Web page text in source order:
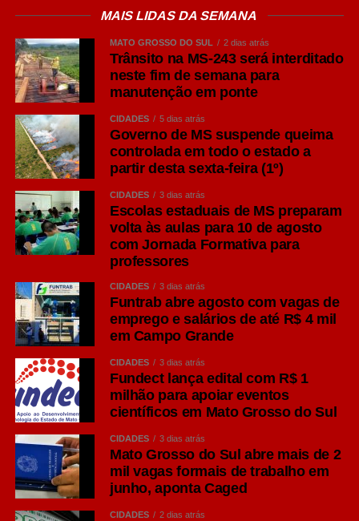
Geraldo Garcia —
Shopping Pátio
Central (Campo
Grande/MS)
COMENTE ABAIXO:
WhatsApp
Facebook
Messenger
LinkedIn
Share
MAIS LIDAS DA SEMANA
MATO GROSSO DO SUL 2 dias atrás
Trânsito na MS-243 será interditado
neste fim de semana para
manutenção em ponte
CIDADES 5 dias atrás
Governo de MS suspende queima
controlada em todo o estado a
partir desta sexta-feira (1º)
CIDADES 3 dias atrás
Escolas estaduais de MS preparam
volta às aulas para 10 de agosto
com Jornada Formativa para
professores
CIDADES 3 dias atrás
Funtrab abre agosto com vagas de
emprego e salários de até R$ 4 mil
em Campo Grande
CIDADES 3 dias atrás
Fundect lança edital com R$ 1
milhão para apoiar eventos
científicos em Mato Grosso do Sul
CIDADES 3 dias atrás
Mato Grosso do Sul abre mais de 2
mil vagas formais de trabalho em
junho, aponta Caged
CIDADES 2 dias atrás